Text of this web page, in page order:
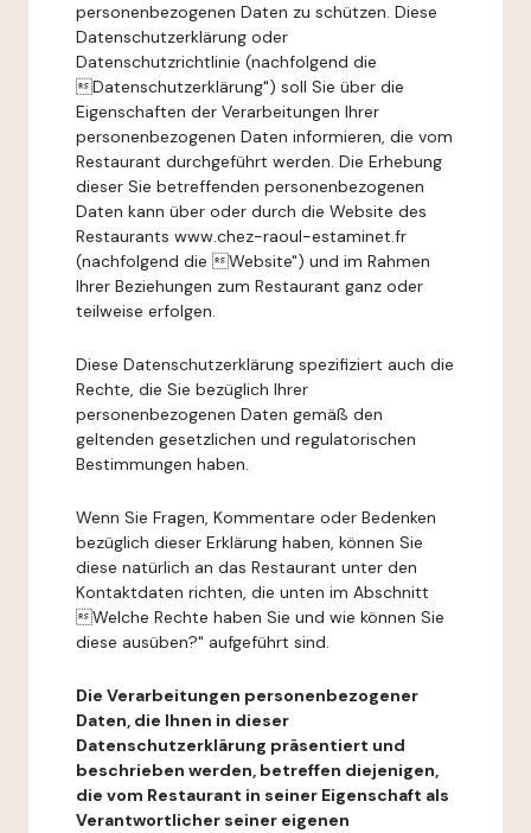
personenbezogenen Daten zu schützen. Diese
Datenschutzerklärung oder
Datenschutzrichtlinie (nachfolgend die
Datenschutzerklärung") soll Sie über die
Eigenschaften der Verarbeitungen Ihrer
personenbezogenen Daten informieren, die vom
Restaurant durchgeführt werden. Die Erhebung
dieser Sie betreffenden personenbezogenen
Daten kann über oder durch die Website des
Restaurants www.chez-raoul-estaminet.fr
(nachfolgend die Website") und im Rahmen
Ihrer Beziehungen zum Restaurant ganz oder
teilweise erfolgen.
Diese Datenschutzerklärung spezifiziert auch die
Rechte, die Sie bezüglich Ihrer
personenbezogenen Daten gemäß den
geltenden gesetzlichen und regulatorischen
Bestimmungen haben.
Wenn Sie Fragen, Kommentare oder Bedenken
bezüglich dieser Erklärung haben, können Sie
diese natürlich an das Restaurant unter den
Kontaktdaten richten, die unten im Abschnitt
Welche Rechte haben Sie und wie können Sie
diese ausüben?" aufgeführt sind.
Die Verarbeitungen personenbezogener
Daten, die Ihnen in dieser
Datenschutzerklärung präsentiert und
beschrieben werden, betreffen diejenigen,
die vom Restaurant in seiner Eigenschaft als
Verantwortlicher seiner eigenen